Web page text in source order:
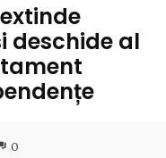
deschide al
0